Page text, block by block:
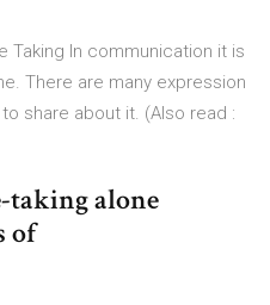
Taking In communication it is
There are many expression
share about it. (Also read :
taking alone
of